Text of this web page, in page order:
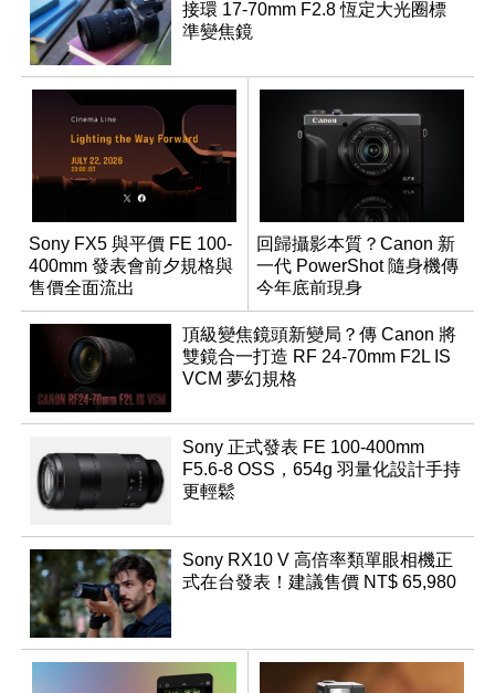
接環 17-70mm F2.8 恆定大光圈標
準變焦鏡
Sony FX5 與平價 FE 100-
400mm 發表會前夕規格與
售價全面流出
回歸攝影本質？Canon 新
一代 PowerShot 隨身機傳
今年底前現身
頂級變焦鏡頭新變局？傳 Canon 將
雙鏡合一打造 RF 24-70mm F2L IS
VCM 夢幻規格
Sony 正式發表 FE 100-400mm
F5.6-8 OSS，654g 羽量化設計手持
更輕鬆
Sony RX10 V 高倍率類單眼相機正
式在台發表！建議售價 NT$ 65,980